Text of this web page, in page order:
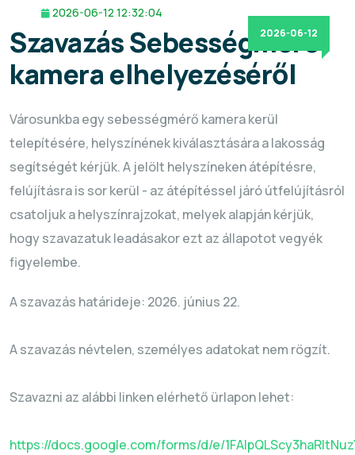
2026-06-12
2026-06-12 12:32:04
Szavazás Sebességmérő
kamera elhelyezéséről
Városunkba egy sebességmérő kamera kerül
telepítésére, helyszínének kiválasztására a lakosság
segítségét kérjük. A jelölt helyszíneken átépítésre,
felújításra is sor kerül - az átépítéssel járó útfelújításról
csatoljuk a helyszínrajzokat, melyek alapján kérjük,
hogy szavazatuk leadásakor ezt az állapotot vegyék
figyelembe.
A szavazás határideje: 2026. június 22.
A szavazás névtelen, személyes adatokat nem rögzít.
Szavazni az alábbi linken elérhető ürlapon lehet:
https://docs.google.com/forms/d/e/